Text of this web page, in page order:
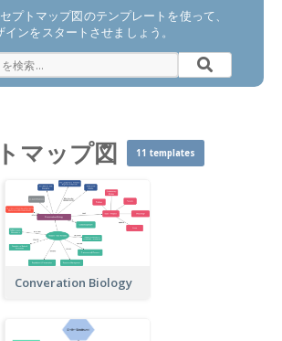
プトマップ図のテンプレートを使って、
インをスタートさせましょう。
マップ図 11 templates
Converation Biology